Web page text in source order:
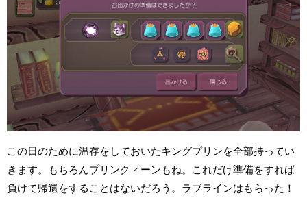
この日のために温存をしておいたキングプリンを全部持ってい
きます。もちろんプリンクィーンもね。これだけ準備をすれば
負けて帰還をすることはないだろう。ラブラインはもらった！